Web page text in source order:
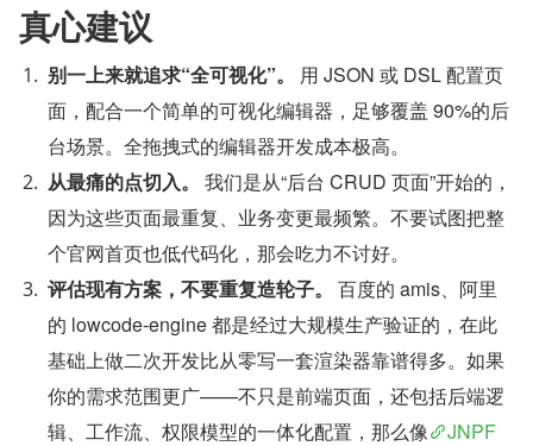
真心建议
别一上来就追求“全可视化”。
用 JSON 或 DSL 配置页
面，配合一个简单的可视化编辑器，足够覆盖 90%的后
台场景。全拖拽式的编辑器开发成本极高。
从最痛的点切入。
我们是从“后台 CRUD 页面”开始的，
因为这些页面最重复、业务变更最频繁。不要试图把整
个官网首页也低代码化，那会吃力不讨好。
评估现有方案，不要重复造轮子。
百度的 amis、阿里
的 lowcode-engine 都是经过大规模生产验证的，在此
基础上做二次开发比从零写一套渲染器靠谱得多。如果
你的需求范围更广——不只是前端页面，还包括后端逻
辑、工作流、权限模型的一体化配置，那么像
JNPF